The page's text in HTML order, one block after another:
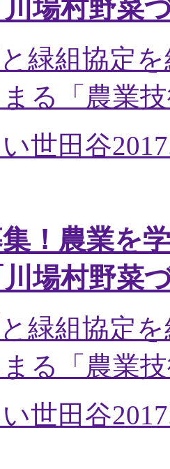
場村野菜
緑組協定
る「農業
世田谷
！農業を
場村野菜
緑組協定
る「農業
世田谷